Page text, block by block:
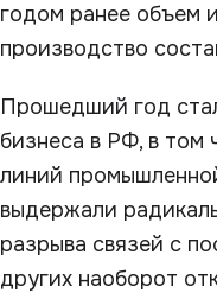
годом ранее объем
производство
Прошедший год
бизнеса в РФ, в том
линий
выдержали
разрыва связей с
других наоборот